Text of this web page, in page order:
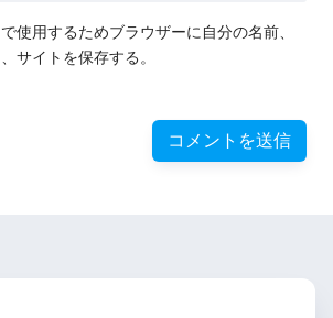
使用するためブラウザーに自分の名前、
サイトを保存する。